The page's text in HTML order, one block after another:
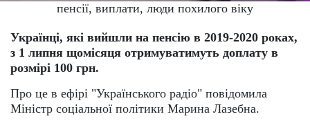
пенсії, виплати, люди похилого віку
Українці, які вийшли на пенсію в 2019-2020 роках,
з 1 липня щомісяця отримуватимуть доплату в
розмірі 100 грн.
Про це в ефірі "Українського радіо" повідомила
Міністр соціальної політики Марина Лазебна.